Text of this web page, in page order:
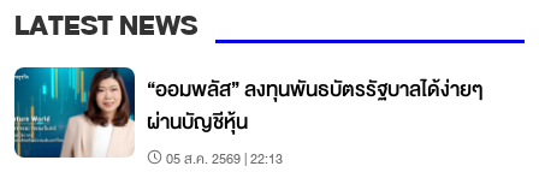
LATEST NEWS
“ออมพลัส” ลงทุนพันธบัตรรัฐบาลได้ง่ายๆ
ผ่านบัญชีหุ้น
05 ส.ค. 2569 | 22:13